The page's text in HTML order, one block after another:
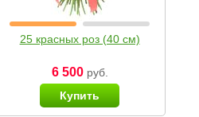
25 красных роз (40 см)
6 500руб.
Купить